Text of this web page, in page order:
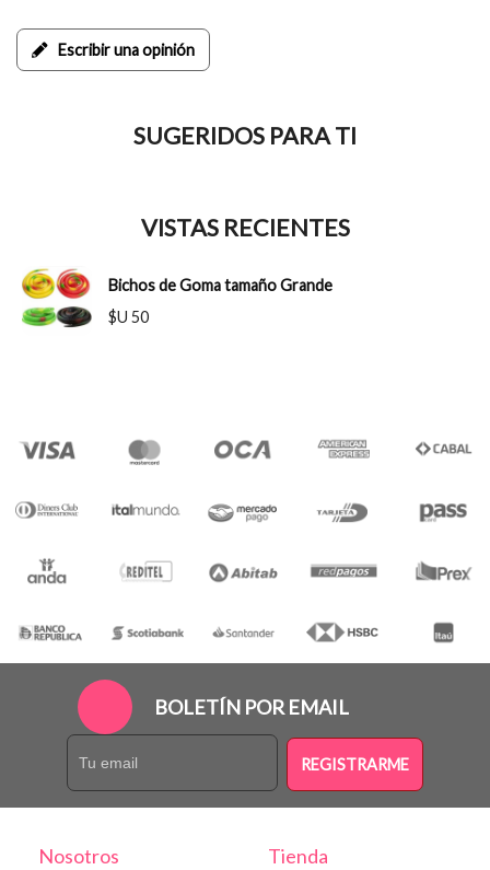
Escribir una opinión
SUGERIDOS PARA TI
VISTAS RECIENTES
Bichos de Goma tamaño Grande
$U 50
BOLETÍN POR EMAIL
REGISTRARME
Nosotros Tienda